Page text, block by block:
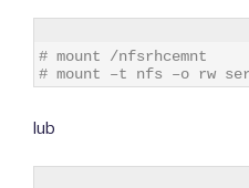
# mount /nfsrhcemnt
# mount –t nfs –o rw
lub